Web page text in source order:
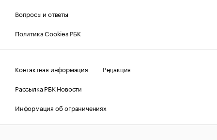
Вопросы и ответы
Политика Cookies РБК
Контактная информация
Редакция
Рассылка РБК Новости
Информация об ограничениях
Правовая информация
О соблюдении авторских прав